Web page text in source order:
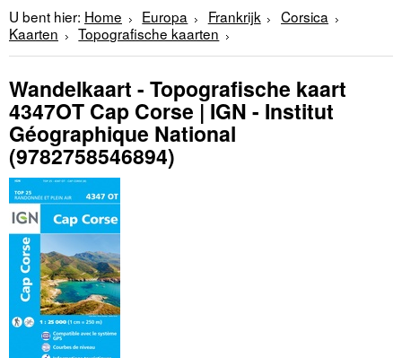
U bent hier: Home Europa Frankrijk
Corsica
Kaarten
Topografische kaarten
Wandelkaart - Topografische kaart
4347OT Cap Corse | IGN - Institut
Géographique National
(9782758546894)